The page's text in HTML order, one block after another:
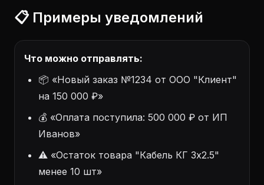
📋 Примеры уведомлений
Что можно отправлять:
📦 «Новый заказ №1234 от ООО "Клиент"
на 150 000 ₽»
💰 «Оплата поступила: 500 000 ₽ от ИП
Иванов»
⚠️ «Остаток товара "Кабель КГ 3x2.5"
менее 10 шт»